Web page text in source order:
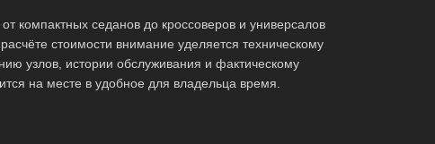
компактных седанов до кроссоверов и универсалов
стоимости внимание уделяется техническому
узлов, истории обслуживания и фактическому
на месте в удобное для владельца время.